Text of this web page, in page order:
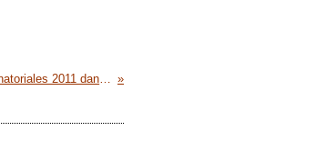
élections sénatoriales 2011 dans la Manche